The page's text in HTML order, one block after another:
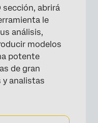
sección, abrirá
le
análisis,
modelos
potente
de gran
analistas